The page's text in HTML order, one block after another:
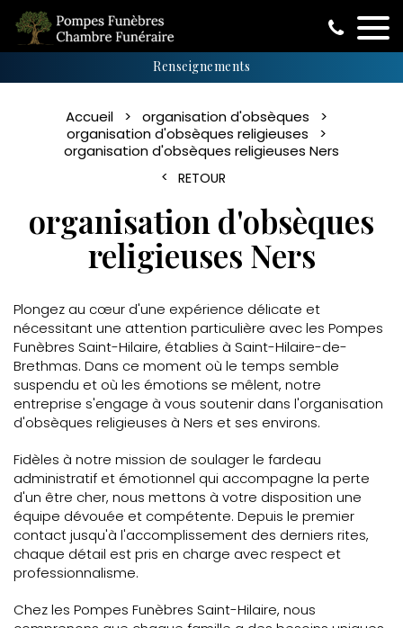
Renseignements
Accueil
organisation d'obsèques
organisation d'obsèques religieuses
organisation d'obsèques religieuses Ners
RETOUR
organisation d'obsèques
religieuses Ners
Plongez au cœur d'une expérience délicate et
nécessitant une attention particulière avec les Pompes
Funèbres Saint-Hilaire, établies à Saint-Hilaire-de-
Brethmas. Dans ce moment où le temps semble
suspendu et où les émotions se mêlent, notre
entreprise s'engage à vous soutenir dans l'organisation
d'obsèques religieuses à Ners et ses environs.
Fidèles à notre mission de soulager le fardeau
administratif et émotionnel qui accompagne la perte
d'un être cher, nous mettons à votre disposition une
équipe dévouée et compétente. Depuis le premier
contact jusqu'à l'accomplissement des derniers rites,
chaque détail est pris en charge avec respect et
professionnalisme.
Chez les Pompes Funèbres Saint-Hilaire, nous